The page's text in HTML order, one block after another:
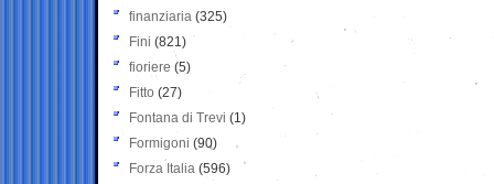
finanziaria (325)
Fini (821)
fioriere (5)
Fitto (27)
Fontana di Trevi (1)
Formigoni (90)
Forza Italia (596)